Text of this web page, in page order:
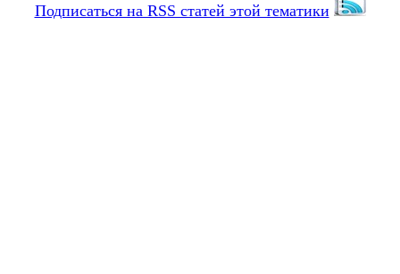
Подписаться на RSS статей этой тематики